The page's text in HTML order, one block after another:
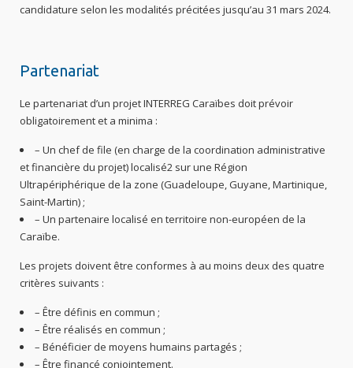
candidature selon les modalités précitées jusqu’au 31 mars 2024.
Partenariat
Le partenariat d’un projet INTERREG Caraïbes doit prévoir
obligatoirement et a minima :
– Un chef de file (en charge de la coordination administrative
et financière du projet) localisé2 sur une Région
Ultrapériphérique de la zone (Guadeloupe, Guyane, Martinique,
Saint-Martin) ;
– Un partenaire localisé en territoire non-européen de la
Caraïbe.
Les projets doivent être conformes à au moins deux des quatre
critères suivants :
– Être définis en commun ;
– Être réalisés en commun ;
– Bénéficier de moyens humains partagés ;
– Être financé conjointement.